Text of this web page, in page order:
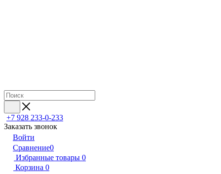
+7 928 233-0-233
Заказать звонок
Войти
Сравнение0
Избранные товары 0
Корзина 0